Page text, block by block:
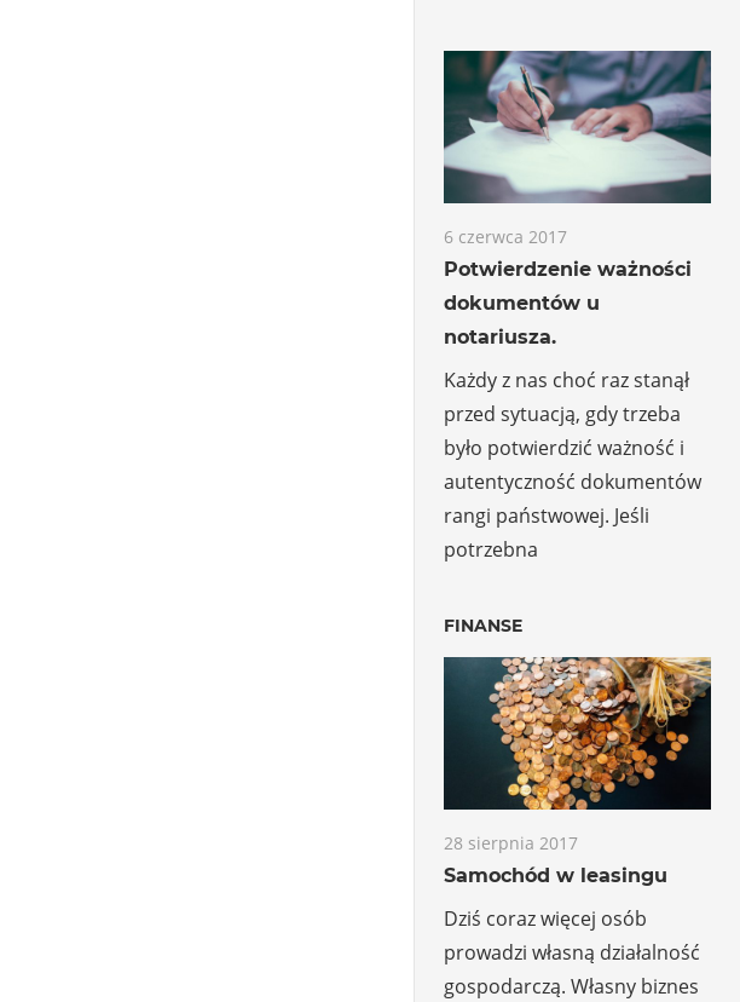
6 czerwca 2017
Potwierdzenie ważności
dokumentów u
notariusza.
Każdy z nas choć raz stanął
przed sytuacją, gdy trzeba
było potwierdzić ważność i
autentyczność dokumentów
rangi państwowej. Jeśli
potrzebna
FINANSE
28 sierpnia 2017
Samochód w leasingu
Dziś coraz więcej osób
prowadzi własną działalność
gospodarczą. Własny biznes